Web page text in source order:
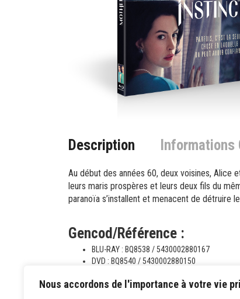
Nous accordons de l'importance à votre vie
Description Informations
Au début des années 60, deux voisines, Alice
leurs maris prospères et leurs deux fils du
paranoïa s’installent et menacent de détruire
Gencod/Référence :
BLU-RAY : BQ8538 / 5430002880167
DVD : BQ8540 / 5430002880150